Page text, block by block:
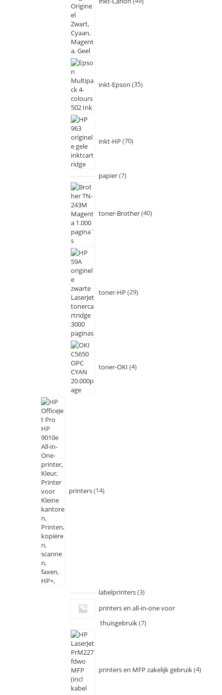
inkt-Epson 35
inkt-HP 70
papier 7
toner-Brother 40
toner-HP 29
toner-OKI 4
printers 14
labelprinters 3
printers en all-in-one voor
thuisgebruik 7
printers en MFP zakelijk gebruik 4